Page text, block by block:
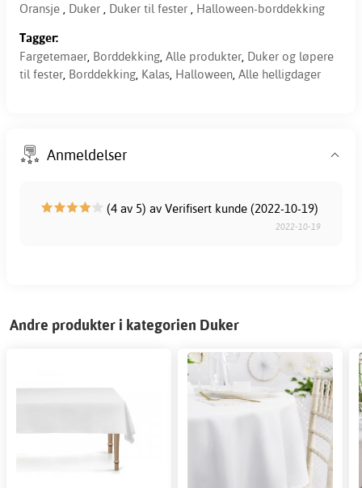
Oransje , Duker , Duker til fester , Halloween-borddekking
Tagger:
Fargetemaer, Borddekking, Alle produkter, Duker og løpere
til fester, Borddekking, Kalas, Halloween, Alle helligdager
Anmeldelser
(4 av 5) av Verifisert kunde (2022-10-19)
2022-10-19
Andre produkter i kategorien Duker